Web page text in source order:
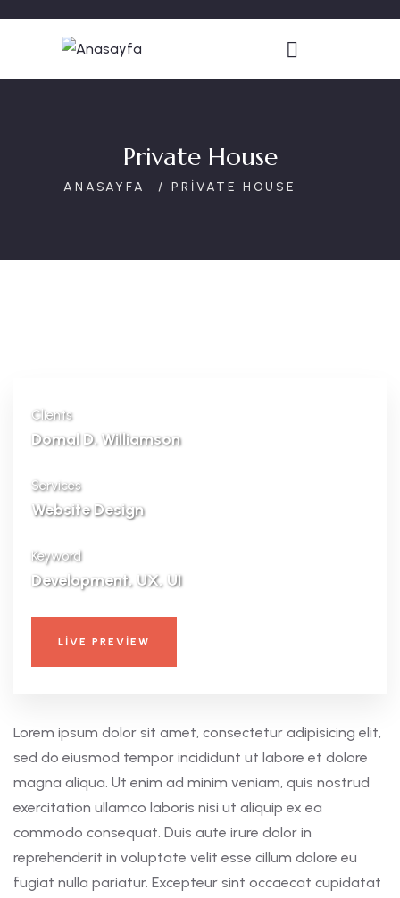
Private House
PRIVATE HOUSE
Clients
Domal D. Williamson
Services
Website Design
Keyword
Development, UX, UI
LIVE PREVIEW
Lorem ipsum dolor sit amet, consectetur adipisicing elit,
sed do eiusmod tempor incididunt ut labore et dolore
magna aliqua. Ut enim ad minim veniam, quis nostrud
exercitation ullamco laboris nisi ut aliquip ex ea
commodo consequat. Duis aute irure dolor in
reprehenderit in voluptate velit esse cillum dolore eu
fugiat nulla pariatur. Excepteur sint occaecat cupidatat